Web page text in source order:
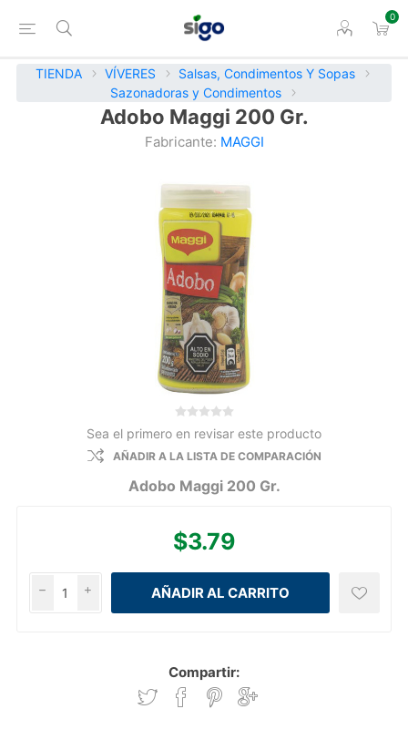
0
TIENDA VÍVERES
Salsas, Condimentos Y Sopas
Sazonadoras y Condimentos
Adobo Maggi 200 Gr.
Fabricante: MAGGI
Sea el primero en revisar este producto
AÑADIR A LA LISTA DE COMPARACIÓN
Adobo Maggi 200 Gr.
$3.79
i
h
Compartir: